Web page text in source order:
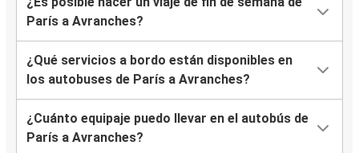
París a Avranches?
¿Qué servicios a bordo están disponibles en
los autobuses de París a Avranches?
¿Cuánto equipaje puedo llevar en el autobús de
París a Avranches?